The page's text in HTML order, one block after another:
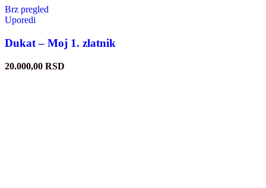
Brz pregled
Uporedi
Dukat – Moj 1. zlatnik
20.000,00 RSD